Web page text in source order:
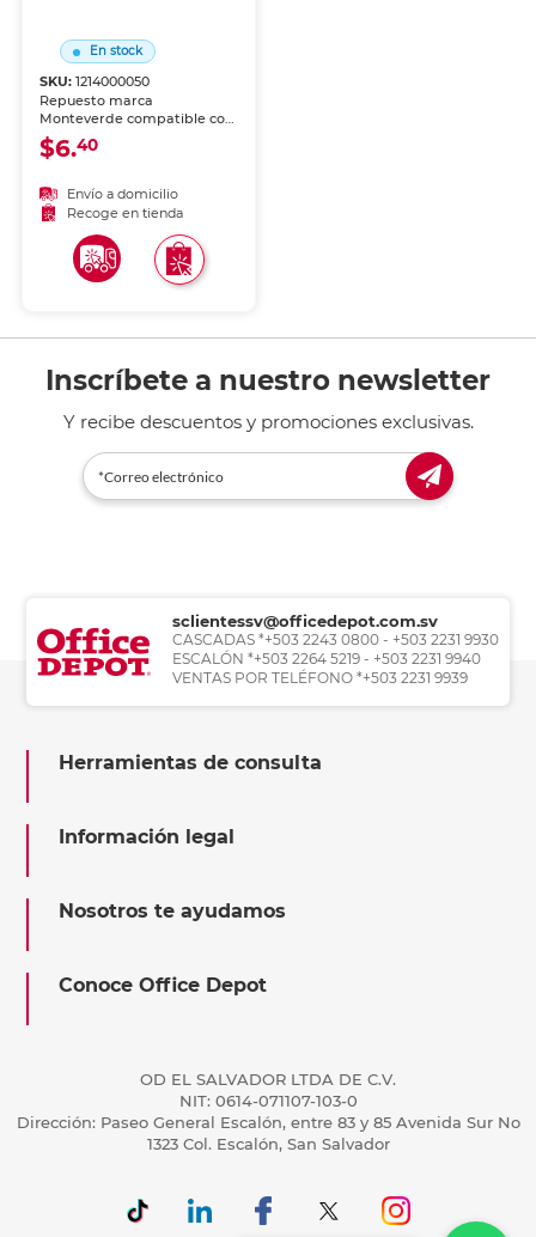
En stock
SKU:1214000050
Repuesto marca
Monteverde compatible con
instrumentos de la misma
línea. Mantén tu bolígrafo o
calidad de escritura.
$6.40
Envío a domicilio
Recoge en tienda
Inscríbete a nuestro newsletter
Y recibe descuentos y promociones exclusivas.
sclientessv@officedepot.com.sv
CASCADAS *+503 2243 0800 - +503 2231 9930
ESCALÓN *+503 2264 5219 - +503 2231 9940
VENTAS POR TELÉFONO *+503 2231 9939
Herramientas de consulta
Información legal
Nosotros te ayudamos
Conoce Office Depot
OD EL SALVADOR LTDA DE C.V.
NIT: 0614-071107-103-0
Dirección: Paseo General Escalón, entre 83 y 85 Avenida Sur No
1323 Col. Escalón, San Salvador